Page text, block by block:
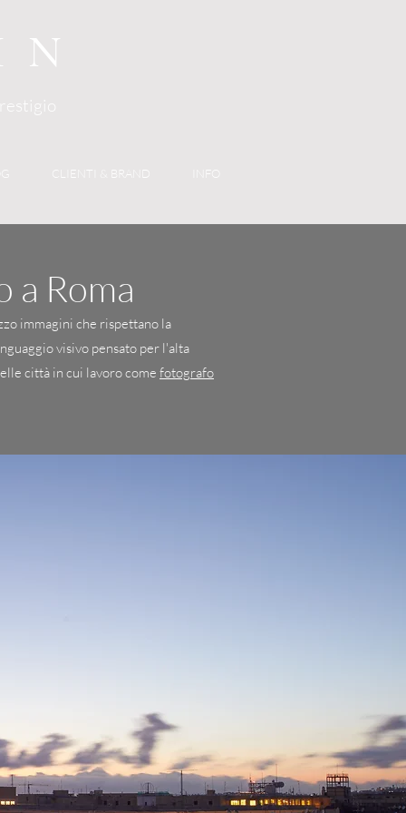
CLIENTI & BRAND INFO
a Roma
immagini che rispettano la
visivo pensato per l'alta
città in cui lavoro come fotografo